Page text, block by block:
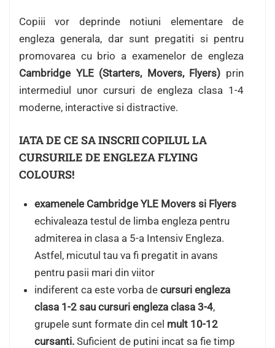
Copiii vor deprinde notiuni elementare de
engleza generala, dar sunt pregatiti si pentru
promovarea cu brio a examenelor de engleza
Cambridge YLE (Starters, Movers, Flyers) prin
intermediul unor cursuri de engleza clasa 1-4
moderne, interactive si distractive.
IATA DE CE SA INSCRII COPILUL LA
CURSURILE DE ENGLEZA FLYING
COLOURS!
examenele Cambridge YLE Movers si Flyers
echivaleaza testul de limba engleza pentru
admiterea in clasa a 5-a Intensiv Engleza.
Astfel, micutul tau va fi pregatit in avans
pentru pasii mari din viitor
indiferent ca este vorba de cursuri engleza
clasa 1-2 sau cursuri engleza clasa 3-4,
grupele sunt formate din cel mult 10-12
cursanti. Suficient de putini incat sa fie timp